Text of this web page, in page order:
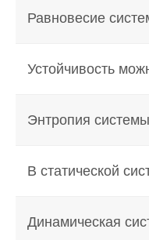
Равновесие
Устойчивость
Энтропия
В статической
Динамическая